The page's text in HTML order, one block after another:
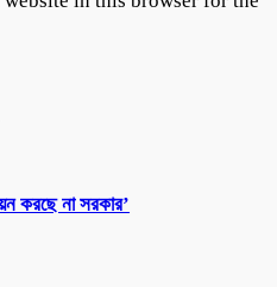
করছে না সরকার’